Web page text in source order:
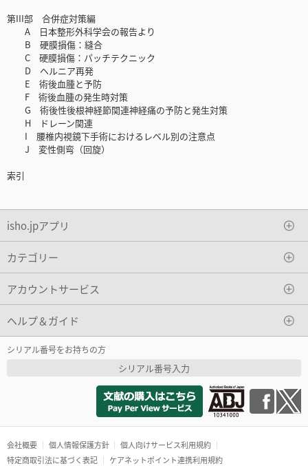
第III部 合併症対策編
A 日本整形外科学会の報告より
B 硬膜損傷：縫合
C 硬膜損傷：パッチテクニック
D ヘルニア再発
E 術後血腫と予防
F 術後血腫の発生時対策
G 術後性後根神経節関連神経痛の予防と発生対策
H ドレーン関連
I 腰椎内視鏡下手術におけるレベル別の注意点
J 変性側弯（回旋）
索引
isho.jpアプリ
カテゴリー
アカウントサービス
ヘルプ＆ガイド
シリアル番号をお持ちの方
シリアル番号入力
会社概要 個人情報保護方針
個人向けサービス利用規約
特定商取引法に基づく表記
ケアネットポイント連携利用規約